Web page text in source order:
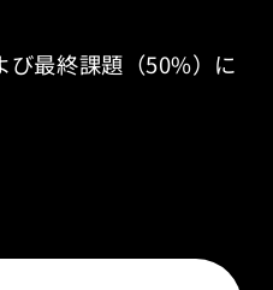
び最終課題（50%）に